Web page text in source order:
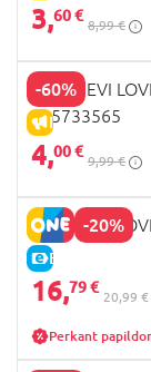
3,60 €
8,99 €
-60%
SIMBA EVI
105733565
4,00 €
9,99 €
-20%
E-KAINA
SIMBA EVI
16,79 €
20,99 €
Perkant